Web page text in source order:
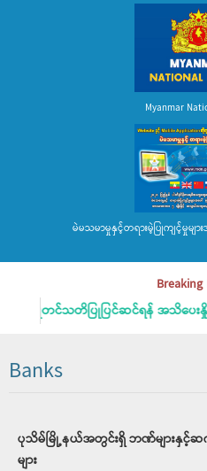
Myanmar
မဲမသမာမှုနှင့်တရားမဲ့ပြုကျင့်မှုမျ
Breaking
သတိပြုပြင်ဆင်ရန် အသိပေးနှိုးဆော်ချက်
Banks
ပုသိမ်မြို့နယ်အတွင်းရှိ ဘဏ်များနှင့်
များ